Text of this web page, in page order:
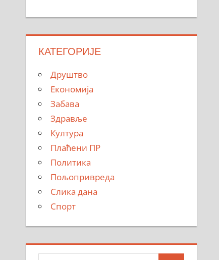
КАТЕГОРИЈЕ
Друштво
Економија
Забава
Здравље
Култура
Плаћени ПР
Политика
Пољопривреда
Слика дана
Спорт